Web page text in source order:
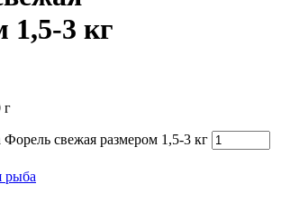
1,5-3 кг
г
Форель свежая размером 1,5-3 кг
рыба